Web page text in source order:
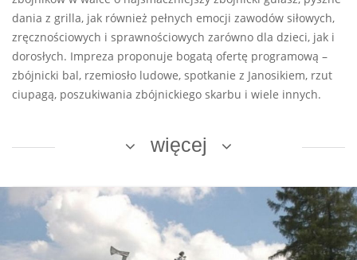
dania z grilla, jak również pełnych emocji zawodów siłowych,
zręcznościowych i sprawnościowych zarówno dla dzieci, jak i
dorosłych. Impreza proponuje bogatą ofertę programową –
zbójnicki bal, rzemiosło ludowe, spotkanie z Janosikiem, rzut
ciupagą, poszukiwania zbójnickiego skarbu i wiele innych.
więcej